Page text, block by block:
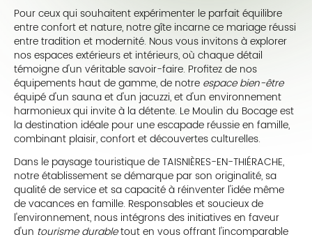
Pour ceux qui souhaitent expérimenter le parfait équilibre
entre confort et nature, notre gîte incarne ce mariage réussi
entre tradition et modernité. Nous vous invitons à explorer
nos espaces extérieurs et intérieurs, où chaque détail
témoigne d'un véritable savoir-faire. Profitez de nos
équipements haut de gamme, de notre espace bien-être
équipé d'un sauna et d'un jacuzzi, et d'un environnement
harmonieux qui invite à la détente. Le Moulin du Bocage est
la destination idéale pour une escapade réussie en famille,
combinant plaisir, confort et découvertes culturelles.
Dans le paysage touristique de TAISNIÈRES-EN-THIÉRACHE,
notre établissement se démarque par son originalité, sa
qualité de service et sa capacité à réinventer l'idée même
de vacances en famille. Responsables et soucieux de
l'environnement, nous intégrons des initiatives en faveur
d'un tourisme durabletout en vous offrant l'incomparable